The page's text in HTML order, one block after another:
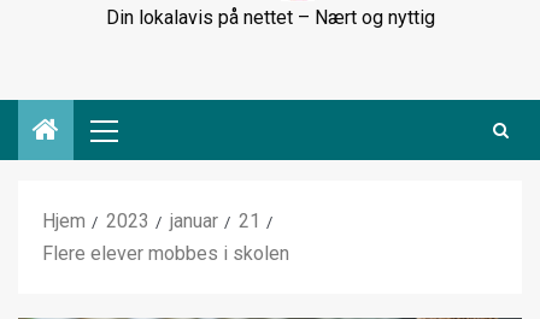
Din lokalavis på nettet – Nært og nyttig
Hjem 2023 januar
21
Flere elever mobbes i skolen